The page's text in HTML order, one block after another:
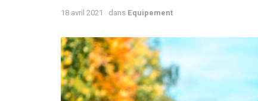
18 avril 2021 dans Equipement